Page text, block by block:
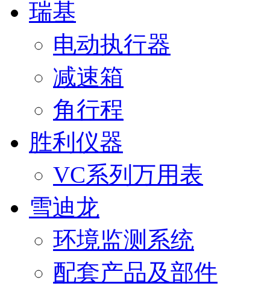
瑞基
电动执行器
减速箱
角行程
胜利仪器
VC系列万用表
雪迪龙
环境监测系统
配套产品及部件